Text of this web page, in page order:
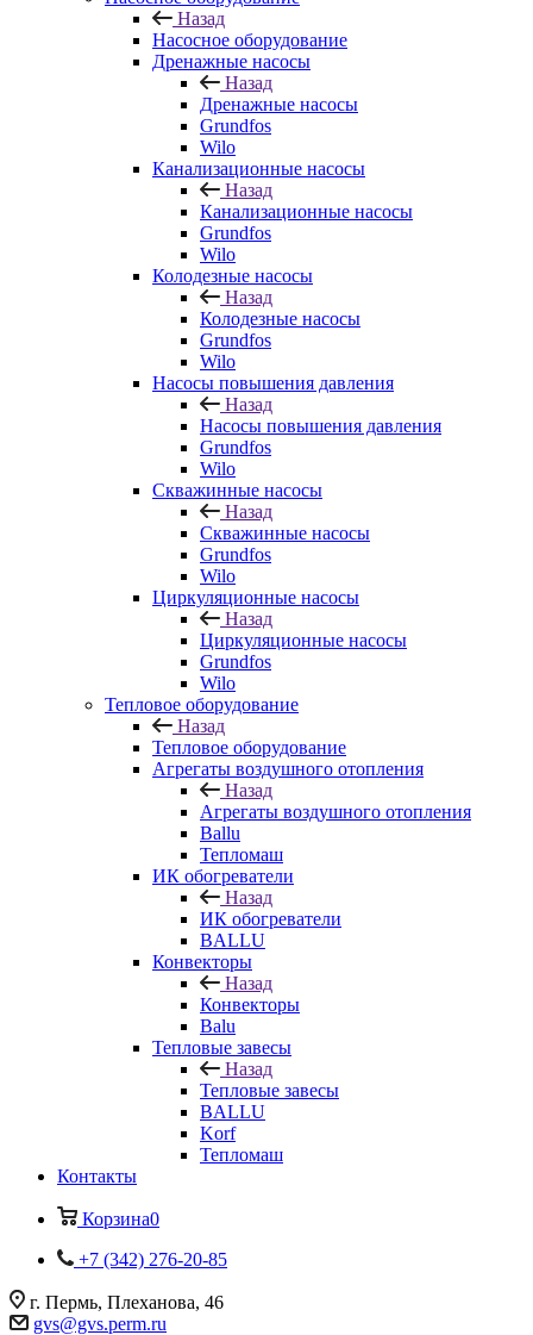
Назад
Насосное оборудование
Дренажные насосы
Назад
Дренажные насосы
Grundfos
Wilo
Канализационные насосы
Назад
Канализационные насосы
Grundfos
Wilo
Колодезные насосы
Назад
Колодезные насосы
Grundfos
Wilo
Насосы повышения давления
Назад
Насосы повышения давления
Grundfos
Wilo
Скважинные насосы
Назад
Скважинные насосы
Grundfos
Wilo
Циркуляционные насосы
Назад
Циркуляционные насосы
Grundfos
Wilo
Тепловое оборудование
Назад
Тепловое оборудование
Агрегаты воздушного отопления
Назад
Агрегаты воздушного отопления
Ballu
Тепломаш
ИК обогреватели
Назад
ИК обогреватели
BALLU
Конвекторы
Назад
Конвекторы
Balu
Тепловые завесы
Назад
Тепловые завесы
BALLU
Korf
Тепломаш
Контакты
Корзина0
+7 (342) 276-20-85
г. Пермь, Плеханова, 46
gvs@gvs.perm.ru